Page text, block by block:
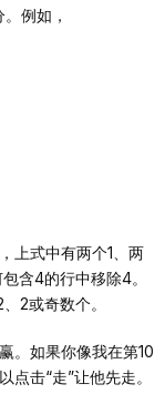
例如，
上式中有两个1、两
含4的行中移除4。
2或奇数个。
。如果你像我在第10
击“走”让他先走。